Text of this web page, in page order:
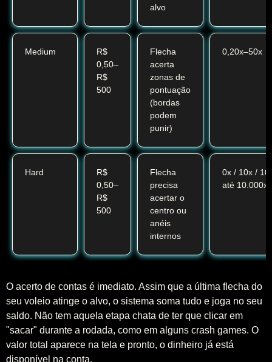
alvo
Medium
R$
0,50–
R$
500
Flecha
acerta
zonas de
pontuação
(bordas
podem
punir)
0,20x–50x
Hard
R$
0,50–
R$
500
Flecha
precisa
acertar o
centro ou
anéis
internos
0x / 10x /
até 10.000x
O acerto de contas é imediato. Assim que a última flecha do
seu voleio atinge o alvo, o sistema soma tudo e joga no seu
saldo. Não tem aquela etapa chata de ter que clicar em
"sacar" durante a rodada, como em alguns crash games. O
valor total aparece na tela e pronto, o dinheiro já está
disponível na conta.